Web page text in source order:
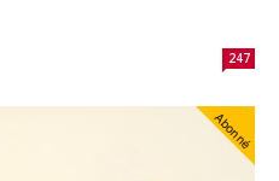
247
Abonné